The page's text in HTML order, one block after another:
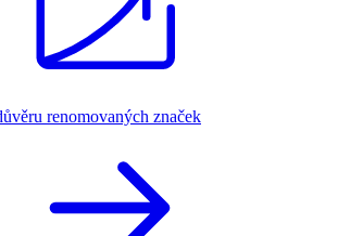
renomovaných značek